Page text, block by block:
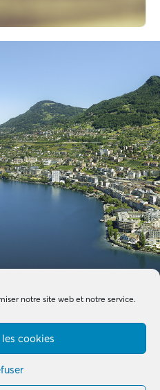
notre site web et notre service.
cookies